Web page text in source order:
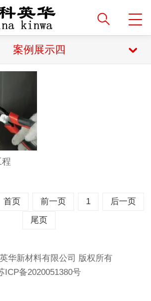
案例展示四
首页 前一页 1
后一页
尾页
华新材料有限公司 版权所有
ICP备2020051380号